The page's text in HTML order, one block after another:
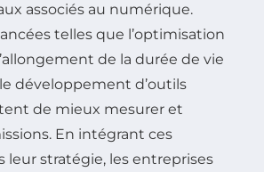
associés au numérique.
telles que l’optimisation
de la durée de vie
développement d’outils
de mieux mesurer et
En intégrant ces
leur stratégie, les entreprises